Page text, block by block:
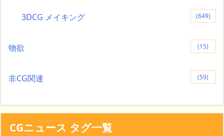
3DCG メイキング (649)
物欲 (15)
非CG関連 (59)
CGニュース タグ一覧